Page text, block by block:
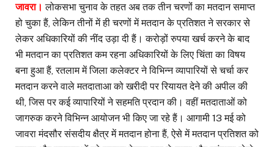
जावरा। लोकसभा चुनाव के तहत अब तक तीन चरणोंं का मतदान समाप्त
हो चुका हैं, लेकिन तीनों में ही चरणों में मतदान के प्रतिशत ने सरकार से
लेकर अधिकारियों की नींद उड़ा दी हैं। करोड़ों रुपया खर्च करने के बाद
भी मतदान का प्रतिशत कम रहना अधिकारियों के लिए चिंता का विषय
बना हुआ हैं, रतलाम में जिला कलेक्टर ने विभिन्न व्यापारियों से चर्चा कर
मतदान करने वाले मतदाताआ को खरीदी पर रियायत देने की अपील की
थी, जिस पर कई व्यापारियों ने सहमति प्रदान की। वहीं मतदाताओं को
जागरुक करने विभिन्न आयोजन भी किए जा रहे हैं। आगामी 13 मई को
जावरा मंदसौर संसदीय क्षैत्र में मतदान होना हैं, ऐसे में मतदान प्रतिशत को